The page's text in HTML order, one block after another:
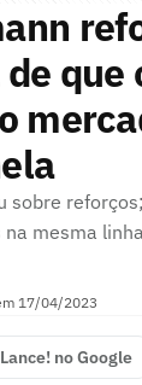
que
sobre
na mesma linha
17/04/2023
no Google